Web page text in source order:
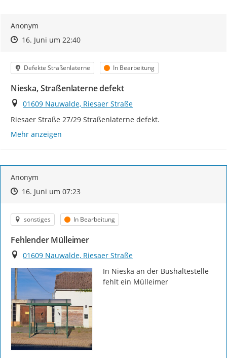
Anonym
Zeitpunkt des Erstellens
Zeitpunkt des Erstellens
16. Juni um 22:40Zur Äußerung
Kategorie
Defekte Straßenlaterne Status
In Bearbeitung
Nieska, Straßenlaterne defekt
Ort
01609 Nauwalde, Riesaer Straße
Riesaer Straße 27/29 Straßenlaterne defekt.
Mehr anzeigen
Anonym
Zeitpunkt des Erstellens
Zeitpunkt des Erstellens
16. Juni um 07:23Zur Äußerung
Kategorie
sonstiges Status
In Bearbeitung
Fehlender Mülleimer
Ort
01609 Nauwalde, Riesaer Straße
In Nieska an der Bushaltestelle
fehlt ein Mülleimer